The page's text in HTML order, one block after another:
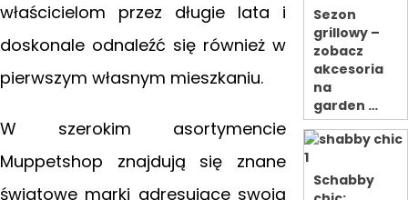
właścicielom przez długie lata i
doskonale odnaleźć się również w
pierwszym własnym mieszkaniu.
W szerokim asortymencie
Muppetshop znajdują się znane
światowe marki adresujące swoją
Sezon
grillowy –
zobacz
akcesoria
na
garden …
Schabby